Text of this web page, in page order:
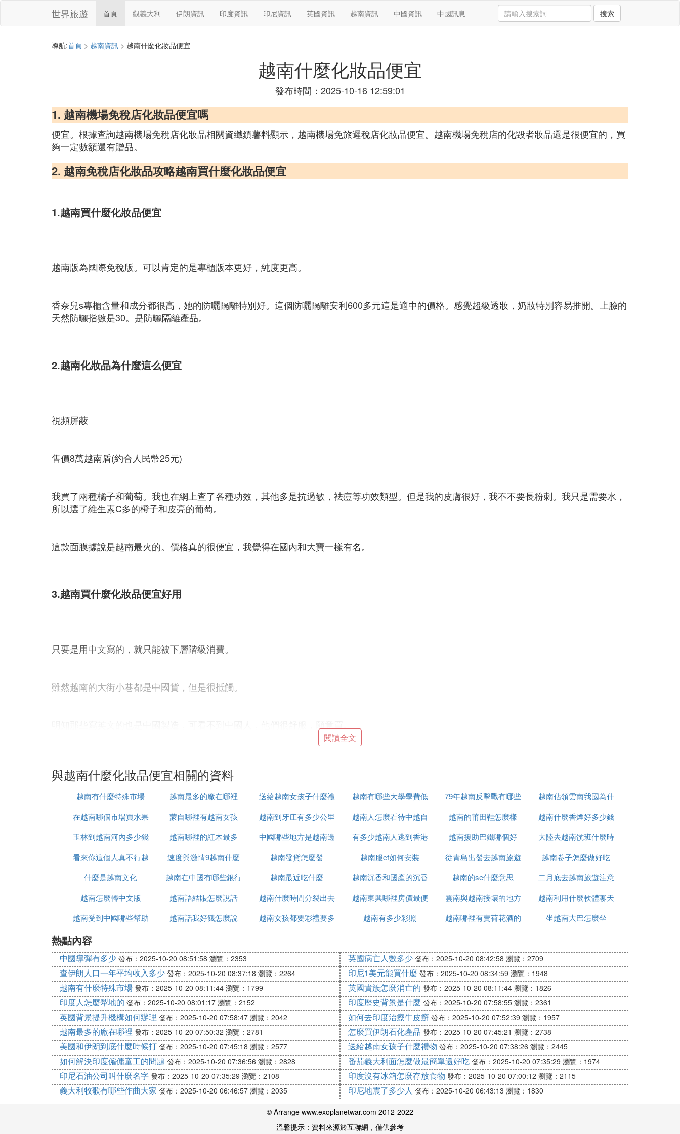
世界旅遊 首頁 觀義大利 伊朗資訊 印度資訊 印尼資訊 英國資訊 越南資訊 中國資訊 中國訊息 搜索
導航:首頁 > 越南資訊 > 越南什麼化妝品便宜
越南什麼化妝品便宜
發布時間：2025-10-16 12:59:01
1. 越南機場免稅店化妝品便宜嗎
便宜。根據查詢越南機場免稅店化妝品相關資纖鎮薯料顯示，越南機場免旅遲稅店化妝品便宜。越南機場免稅店的化毀者妝品還是很便宜的，買
夠一定數額還有贈品。
2. 越南免稅店化妝品攻略越南買什麼化妝品便宜
1.越南買什麼化妝品便宜
越南版為國際免稅版。可以肯定的是專櫃版本更好，純度更高。
香奈兒s專櫃含量和成分都很高，她的防曬隔離特別好。這個防曬隔離安利600多元這是適中的價格。感覺超級透妝，奶妝特別容易推開。上臉的
天然防曬指數是30。是防曬隔離產品。
2.越南化妝品為什麼這么便宜
視頻屏蔽
售價8萬越南盾(約合人民幣25元)
我買了兩種橘子和葡萄。我也在網上查了各種功效，其他多是抗過敏，祛痘等功效類型。但是我的皮膚很好，我不不要長粉刺。我只是需要水，
所以選了維生素C多的橙子和皮亮的葡萄。
這款面膜據說是越南最火的。價格真的很便宜，我覺得在國內和大寶一樣有名。
3.越南買什麼化妝品便宜好用
只要是用中文寫的，就只能被下層階級消費。
雖然越南的大街小巷都是中國貨，但是很抵觸。
4.越南代購什麼品牌化妝品便宜
比亞是由一位知名女企業家、女富豪創立的，剛上市就在業內引起軒然大波，各種工廠爭相模仿。比亞品牌僱傭了一名曾在L歐萊雅，一個國際
品牌，調整化妝品配方，力求完美。碧雅主要由精華液、精華乳、面霜、眼霜等產品組成。它的成分精緻，功效強大，效果顯著，永遠保持著它
5.越南的化妝品便宜嗎
這取決於你的預算和皮膚類型。個人覺得是sk2神仙水，多精華霜，美白精華。Cpbs的精華水，面霜，眼霜也不錯。寶麗彩虹水，好奶油。當
然，如果你有雄厚的財力，資生堂迪西拉系列護膚品，pola，kenabo戴克最貴的面霜絕對值得擁有。至少五六千一瓶，但它it』真的值得買。對
了，銀座，資生堂的頂級系列，絕對是好事，但它it』這很貴，而且。即使在當地也不容易買到。這個系列的護膚品應該比歐美的高端護膚品，
比如lamer，lp，farman更適合亞洲人。雖然貴，但是花的錢還是值得的。
6.越南買什麼化妝品便宜又好用
閱讀全文
與越南什麼化妝品便宜相關的資料
越南有什麼特殊市場 越南最多的廠在哪裡
送給越南女孩子什麼禮
物
越南有哪些大學學費低
79年越南反擊戰有哪些
人
越南佔領雲南我國為什
麼未先進攻
在越南哪個市場買水果
最便宜
蒙自哪裡有越南女孩 越南到牙庄有多少公里
越南人怎麼看待中越自
衛戰
越南的莆田鞋怎麼樣
越南什麼香煙好多少錢
玉林到越南河內多少錢
越南哪裡的紅木最多
中國哪些地方是越南邊
境
有多少越南人逃到香港 越南援助巴鐵哪個好
大陸去越南骯班什麼時
候能正常
看來你這個人真不行越
南語怎麼說
速度與激情9越南什麼
時候上映
越南發貨怎麼發 越南服cf如何安裝
從青島出發去越南旅遊
怎麼辦
越南卷子怎麼做好吃
什麼是越南文化
越南在中國有哪些銀行 越南最近吃什麼
越南沉香和國產的沉香
什麼區別
越南的se什麼意思
二月底去越南旅遊注意
什麼
越南怎麼轉中文版 越南語結賬怎麼說話
越南什麼時間分裂出去
的
越南東興哪裡房價最便
宜
雲南與越南接壤的地方
有哪些
越南利用什麼軟體聊天
越南受到中國哪些幫助
越南話我好餓怎麼說
越南女孩都要彩禮要多
越南有多少彩照 越南哪裡有賣荷花酒的 坐越南大巴怎麼坐
熱點內容
中國導彈有多少 發布：2025-10-20 08:51:58 瀏覽：2353 英國病亡人數多少 發布：2025-10-20 08:42:58 瀏覽：2709
查伊朗人口一年平均收入多少 發布：2025-10-20 08:37:18 瀏覽：2264 印尼1美元能買什麼 發布：2025-10-20 08:34:59 瀏覽：1948
越南有什麼特殊市場 發布：2025-10-20 08:11:44 瀏覽：1799 英國貴族怎麼消亡的 發布：2025-10-20 08:11:44 瀏覽：1826
印度人怎麼犁地的 發布：2025-10-20 08:01:17 瀏覽：2152 印度歷史背景是什麼 發布：2025-10-20 07:58:55 瀏覽：2361
英國背景提升機構如何辦理 發布：2025-10-20 07:58:47 瀏覽：2042 如何去印度治療牛皮癬 發布：2025-10-20 07:52:39 瀏覽：1957
越南最多的廠在哪裡 發布：2025-10-20 07:50:32 瀏覽：2781 怎麼買伊朗石化產品 發布：2025-10-20 07:45:21 瀏覽：2738
美國和伊朗到底什麼時候打 發布：2025-10-20 07:45:18 瀏覽：2577 送給越南女孩子什麼禮物 發布：2025-10-20 07:38:26 瀏覽：2445
如何解決印度僱傭童工的問題 發布：2025-10-20 07:36:56 瀏覽：2828 番茄義大利面怎麼做最簡單還好吃 發布：2025-10-20 07:35:29 瀏覽：1974
印尼石油公司叫什麼名字 發布：2025-10-20 07:35:29 瀏覽：2108 印度沒有冰箱怎麼存放食物 發布：2025-10-20 07:00:12 瀏覽：2115
義大利牧歌有哪些作曲大家 發布：2025-10-20 06:46:57 瀏覽：2035 印尼地震了多少人 發布：2025-10-20 06:43:13 瀏覽：1830
© Arrange www.exoplanetwar.com 2012-2022
溫馨提示：資料來源於互聯網，僅供參考